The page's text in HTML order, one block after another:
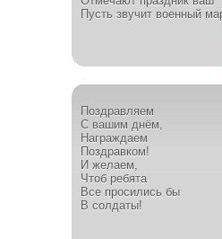
Пусть звучит военный
Поздравляем
С вашим днём,
Награждаем
Поздравком!
И желаем,
Чтоб ребята
Все просились бы
В солдаты!